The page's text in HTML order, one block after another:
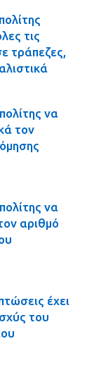
τις
τράπεζες,
να
τον
να
αριθμό
έχει
του